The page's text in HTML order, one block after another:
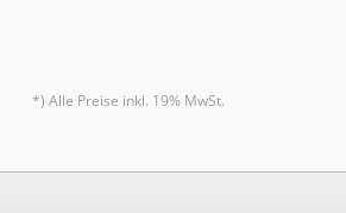
*) Alle Preise inkl. 19% MwSt.